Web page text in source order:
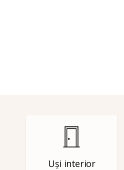
Uși interior